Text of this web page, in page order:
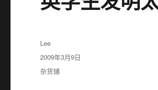
作
者
Lee
发
布
于
2009年3月9日
分
杂货铺